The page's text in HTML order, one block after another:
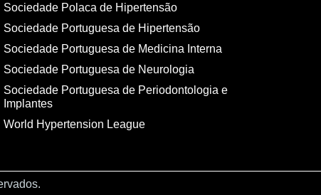
Sociedade Polaca de Hipertensão
Sociedade Portuguesa de Hipertensão
Sociedade Portuguesa de Medicina Interna
Sociedade Portuguesa de Neurologia
Sociedade Portuguesa de Periodontologia e
Implantes
World Hypertension League